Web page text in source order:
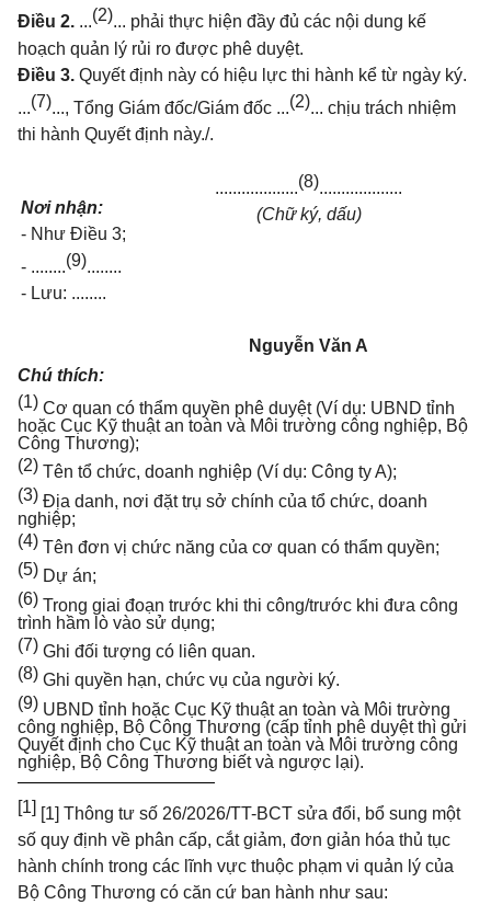
Điều 2. ...(2)... phải thực hiện đầy đủ các nội dung kế
hoạch quản lý rủi ro được phê duyệt.
Điều 3. Quyết định này có hiệu lực thi hành kể từ ngày ký.
...(7)..., Tổng Giám đốc/Giám đốc ...(2)... chịu trách nhiệm
thi hành Quyết định này./.
Nơi nhận:
- Như Điều 3;
- ........(9)........
- Lưu: ........
...................(8)...................
(Chữ ký, dấu)
Nguyễn Văn A
Chú thích:
(1) Cơ quan có thẩm quyền phê duyệt (Ví dụ: UBND tỉnh
hoặc Cục Kỹ thuật an toàn và Môi trường công nghiệp, Bộ
Công Thương);
(2) Tên tổ chức, doanh nghiệp (Ví dụ: Công ty A);
(3) Địa danh, nơi đặt trụ sở chính của tổ chức, doanh
nghiệp;
(4) Tên đơn vị chức năng của cơ quan có thẩm quyền;
(5) Dự án;
(6) Trong giai đoạn trước khi thi công/trước khi đưa công
trình hầm lò vào sử dụng;
(7) Ghi đối tượng có liên quan.
(8) Ghi quyền hạn, chức vụ của người ký.
(9) UBND tỉnh hoặc Cục Kỹ thuật an toàn và Môi trường
công nghiệp, Bộ Công Thương (cấp tỉnh phê duyệt thì gửi
Quyết định cho Cục Kỹ thuật an toàn và Môi trường công
nghiệp, Bộ Công Thương biết và ngược lại).
[1] [1] Thông tư số 26/2026/TT-BCT sửa đổi, bổ sung một
số quy định về phân cấp, cắt giảm, đơn giản hóa thủ tục
hành chính trong các lĩnh vực thuộc phạm vi quản lý của
Bộ Công Thương có căn cứ ban hành như sau: